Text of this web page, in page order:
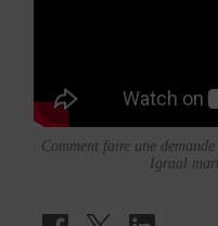
Comment faire une
Igraal